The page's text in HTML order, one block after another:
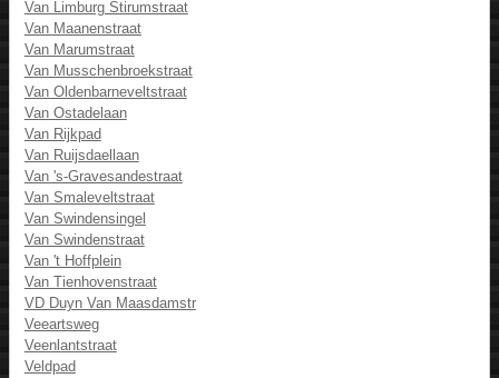
Van Limburg Stirumstraat
Van Maanenstraat
Van Marumstraat
Van Musschenbroekstraat
Van Oldenbarneveltstraat
Van Ostadelaan
Van Rijkpad
Van Ruijsdaellaan
Van 's-Gravesandestraat
Van Smaleveltstraat
Van Swindensingel
Van Swindenstraat
Van 't Hoffplein
Van Tienhovenstraat
VD Duyn Van Maasdamstr
Veeartsweg
Veenlantstraat
Veldpad